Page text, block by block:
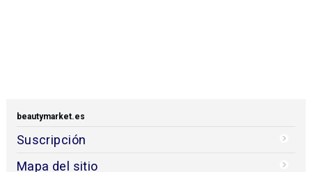
beautymarket.es
Suscripción
Mapa del sitio